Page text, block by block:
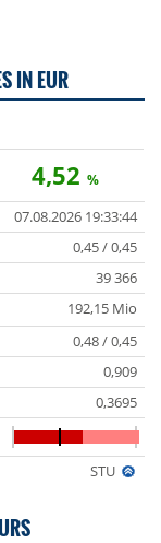
IN EUR
4,52 %
07.08.2026 19:33:44
0,45 / 0,45
39 366
192,15 Mio
0,48 / 0,45
0,909
0,3695
STU